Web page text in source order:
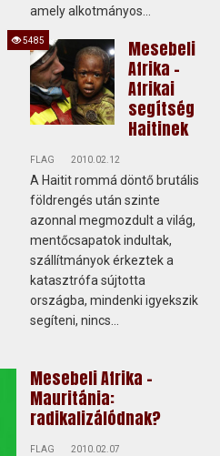
amely alkotmányos...
Mesebeli
Afrika -
Afrikai
segítség
Haitinek
FLAG 2010.02.12
A Haitit rommá döntő brutális
földrengés után szinte
azonnal megmozdult a világ,
mentőcsapatok indultak,
szállítmányok érkeztek a
katasztrófa sújtotta
országba, mindenki igyekszik
segíteni, nincs...
5485
Mesebeli Afrika -
Mauritánia:
radikalizálódnak?
FLAG 2010.02.07